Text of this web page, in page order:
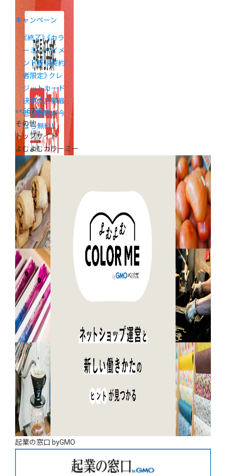
キャンペーン
《終了》《カラ
ーミーペイメ
ント新規契約
者限定》クレ
ジットカード
決済の月額最
低手数料が今
なら無料！
«<56789>»
その他
トップサイド
よむよむカラーミー
起業の窓口 byGMO